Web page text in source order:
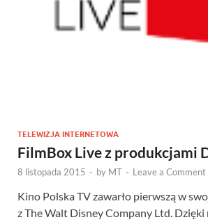
TELEWIZJA INTERNETOWA
FilmBox Live z produkcjami
8 listopada 2015 - by MT - Leave a Comment
Kino Polska TV zawarło pierwszą w
z The Walt Disney Company Ltd.